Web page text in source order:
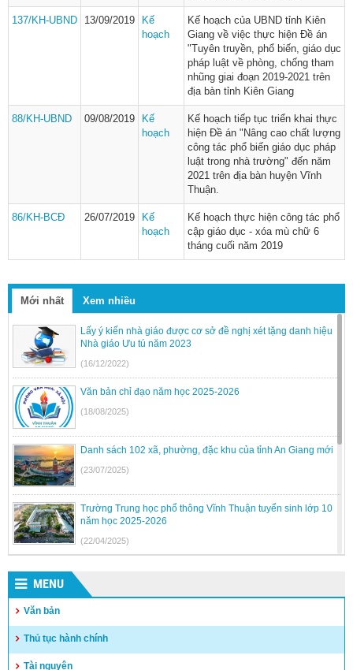
137/KH-UBND 13/09/2019
Kế
hoạch
Kế hoạch của UBND tỉnh Kiên
Giang về việc thực hiện Đề án
"Tuyên truyền, phổ biến, giáo dục
pháp luật về phòng, chống tham
nhũng giai đoạn 2019-2021 trên
địa bàn tỉnh Kiên Giang
88/KH-UBND 09/08/2019
Kế
hoạch
Kế hoạch tiếp tục triển khai thực
hiện Đề án "Nâng cao chất lượng
công tác phổ biến giáo dục pháp
luật trong nhà trường" đến năm
2021 trên địa bàn huyện Vĩnh
Thuận.
86/KH-BCĐ 26/07/2019
Kế
hoạch
Kế hoạch thực hiện công tác phổ
cập giáo dục - xóa mù chữ 6
tháng cuối năm 2019
Mới nhất Xem nhiều
Lấy ý kiến nhà giáo được cơ sở đề nghị xét tặng danh hiệu
Nhà giáo Ưu tú năm 2023
(16/12/2022)
Văn bản chỉ đạo năm học 2025-2026
(18/08/2025)
Danh sách 102 xã, phường, đặc khu của tỉnh An Giang mới
(23/07/2025)
Trường Trung học phổ thông Vĩnh Thuận tuyển sinh lớp 10
năm học 2025-2026
(22/04/2025)
địa bàn tỉnh Kiên Giang
(17/04/2025)
Hướng dẫn tuyển sinh vào lớp 10 trung học phổ thông và
trung học phổ thông chuyên năm học 2025-2026
MENU
Văn bản
Thủ tục hành chính
Tài nguyên